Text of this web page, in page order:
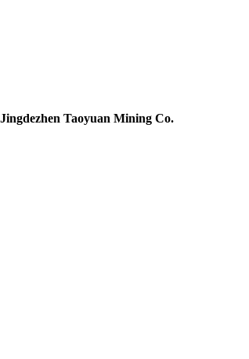
Taoyuan Mining Co.